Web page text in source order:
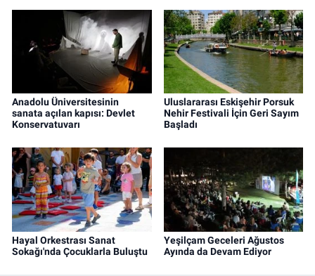
Anadolu Üniversitesinin
sanata açılan kapısı: Devlet
Konservatuvarı
Uluslararası Eskişehir Porsuk
Nehir Festivali İçin Geri Sayım
Başladı
Hayal Orkestrası Sanat
Sokağı'nda Çocuklarla Buluştu
Yeşilçam Geceleri Ağustos
Ayında da Devam Ediyor